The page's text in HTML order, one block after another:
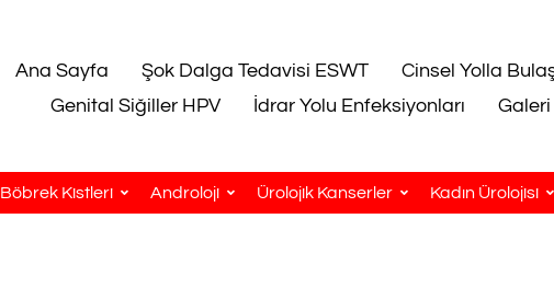
Ana Sayfa Şok Dalga Tedavisi ESWT
Cinsel Yolla
Genital Siğiller HPV
İdrar Yolu Enfeksiyonları Galeri
Böbrek Kistleri Androloji Ürolojik Kanserler Kadın Ürolojisi